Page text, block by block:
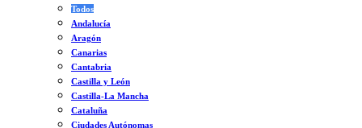
Todos
Andalucía
Aragón
Canarias
Cantabria
Castilla y León
Castilla-La Mancha
Cataluña
Ciudades Autónomas